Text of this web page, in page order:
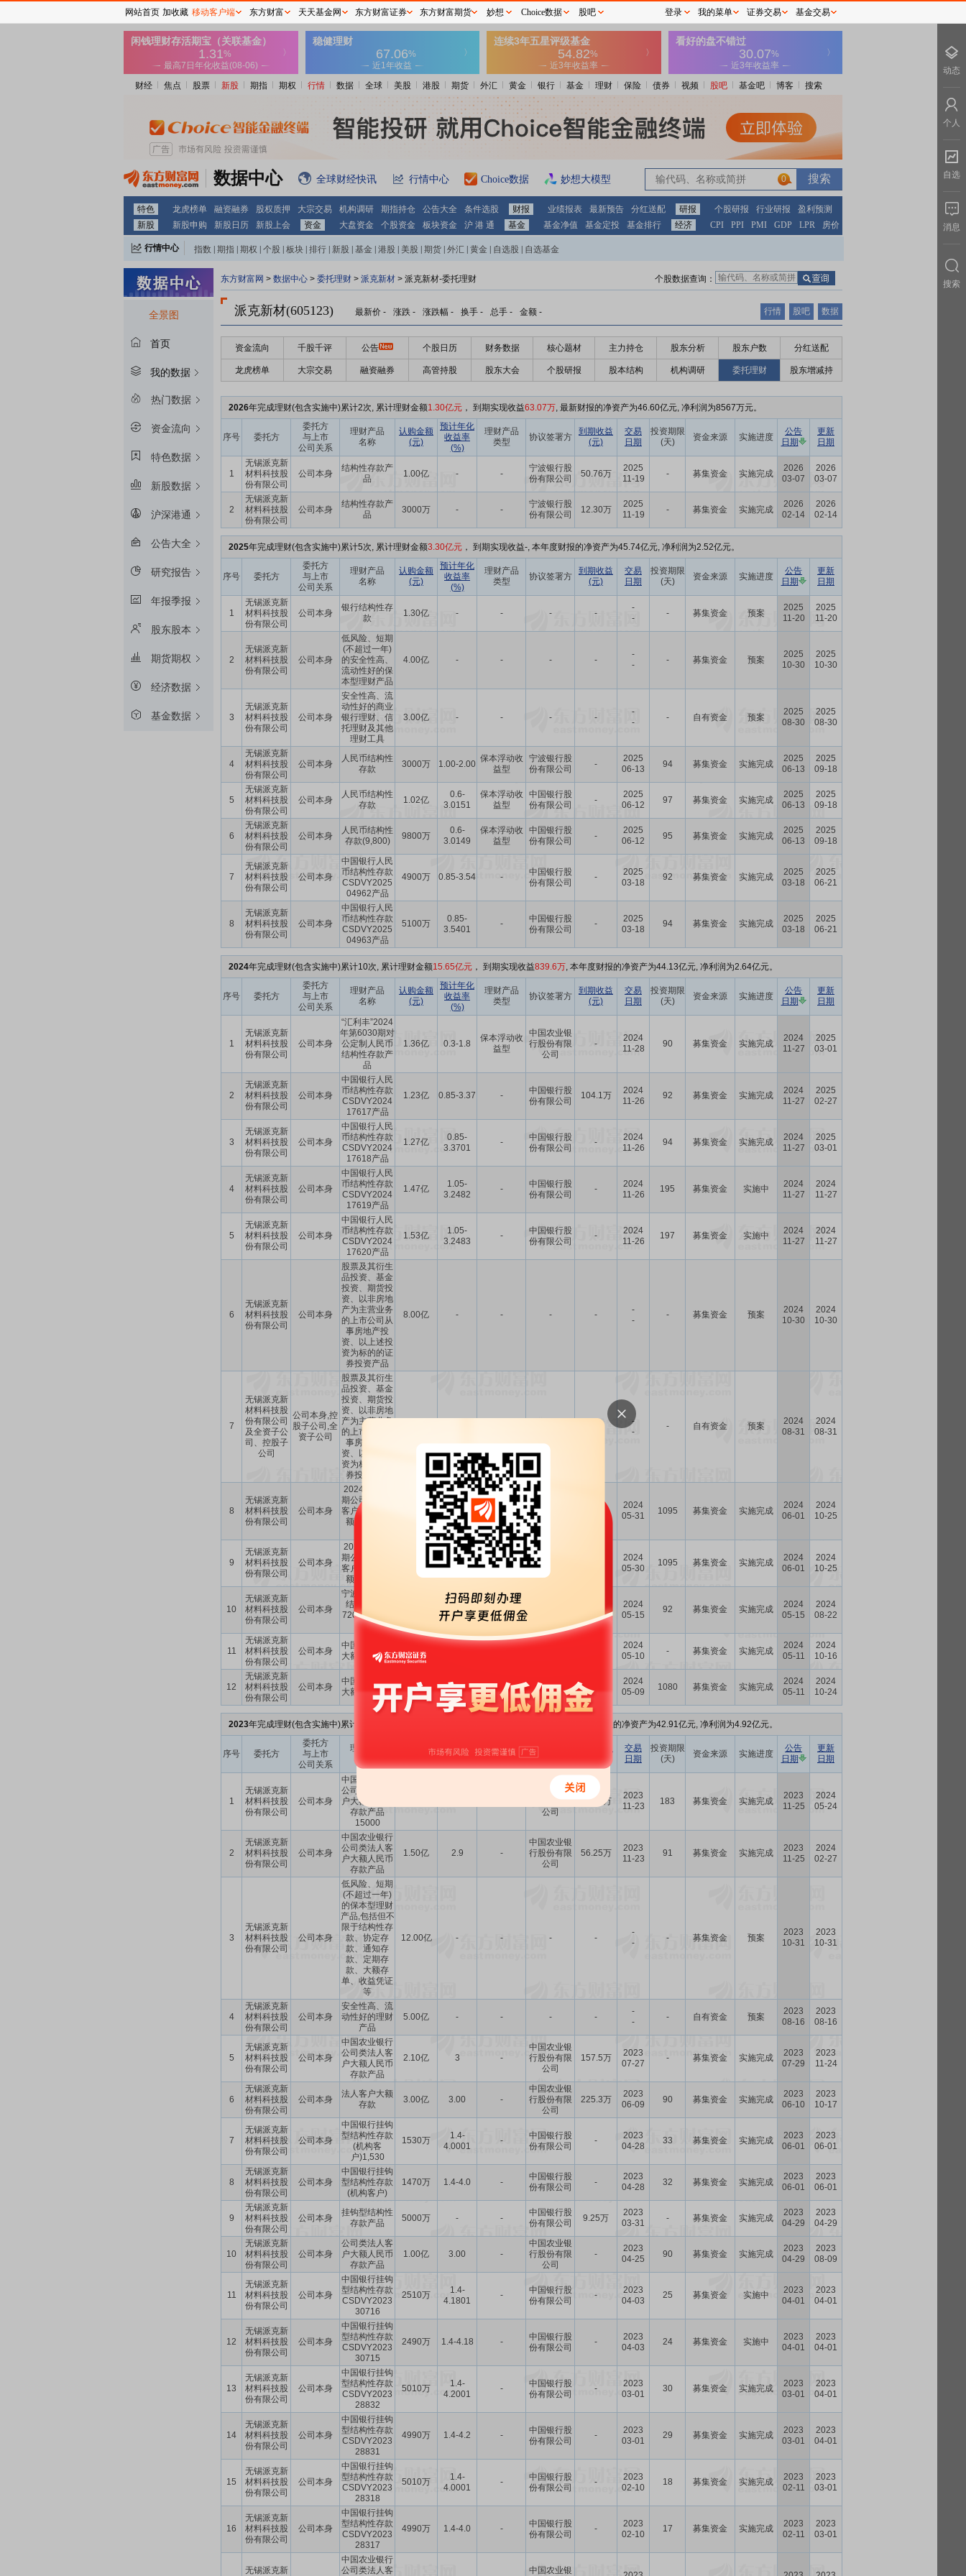
财经 焦点 股票 新股 期指 期权 行情 数据 全球 美股 港股 期货 外汇 黄金 银行 基金 理财 保险 债券 视频 股吧 基金吧 博客 搜索
数据中心 全球财经快讯 行情中心 Choice数据 妙想大模型 0
特色 龙虎榜单 融资融券 股权质押 大宗交易 机构调研 期指持仓 公告大全 条件选股 财报 业绩报表 最新预告 分红送配 研报 个股研报 行业研报
盈利预测
新股
新股申购 新股日历 新股上会 资金 大盘资金 个股资金 板块资金 沪 港 通 基金 基金净值 基金定投 基金排行 经济 CPI PPI PMI GDP LPR 房价
行情中心 指数 期指 期权 个股 板块 排行 新股 基金 港股 美股 期货 外汇 黄金 自选股 自选基金
全景图
首页
我的数据
热门数据
资金流向
特色数据
新股数据
沪深港通
公告大全
研究报告
年报季报
股东股本
期货期权
经济数据
基金数据
东方财富网 > 数据中心 > 委托理财 > 派克新材 > 派克新材-委托理财 个股数据查询：
派克新材(605123) 最新价 - 涨跌 - 涨跌幅 - 换手 - 总手 - 金额 - 行情 股吧 数据
资金流向 千股千评 公告 个股日历 财务数据 核心题材 主力持仓 股东分析 股东户数 分红送配
龙虎榜单 大宗交易 融资融券 高管持股 股东大会 个股研报 股本结构 机构调研 委托理财 股东增减持
2026年完成理财(包含实施中)累计2次, 累计理财金额1.30亿元 ， 到期实现收益63.07万, 最新财报的净资产为46.60亿元, 净利润为8567万元。
序号 委托方
委托方
与上市
公司关系
理财产品
名称
认购金额
(元)
预计年化
收益率
(%)
理财产品
类型
协议签署方
到期收益
(元)
交易
日期
投资期限
(天)
资金来源 实施进度
公告
日期
更新
日期
1
无锡派克新
材料科技股
份有限公司
公司本身
结构性存款产
品
1.00亿 - -
宁波银行股
份有限公司
50.76万
2025
11-19
- 募集资金 实施完成
2026
03-07
2026
03-07
2
无锡派克新
材料科技股
份有限公司
公司本身
结构性存款产
品
3000万 - -
宁波银行股
份有限公司
12.30万
2025
11-19
- 募集资金 实施完成
2026
02-14
2026
02-14
2025年完成理财(包含实施中)累计5次, 累计理财金额3.30亿元 ， 到期实现收益-, 本年度财报的净资产为45.74亿元, 净利润为2.52亿元。
序号 委托方
委托方
与上市
公司关系
理财产品
名称
认购金额
(元)
预计年化
收益率
(%)
理财产品
类型
协议签署方
到期收益
(元)
交易
日期
投资期限
(天)
资金来源 实施进度
公告
日期
更新
日期
1
无锡派克新
材料科技股
份有限公司
公司本身
银行结构性存
款
1.30亿 - - - -
-
-
- 募集资金 预案
2025
11-20
2025
11-20
2
无锡派克新
材料科技股
份有限公司
公司本身
低风险、短期
(不超过一年)
的安全性高、
流动性好的保
本型理财产品
4.00亿 - - - -
-
-
- 募集资金 预案
2025
10-30
2025
10-30
3
无锡派克新
材料科技股
份有限公司
公司本身
安全性高、流
动性好的商业
银行理财、信
托理财及其他
理财工具
3.00亿 - - - -
-
-
- 自有资金 预案
2025
08-30
2025
08-30
4
无锡派克新
材料科技股
份有限公司
公司本身
人民币结构性
存款
3000万 1.00-2.00
保本浮动收
益型
宁波银行股
份有限公司
-
2025
06-13
94 募集资金 实施完成
2025
06-13
2025
09-18
5
无锡派克新
材料科技股
份有限公司
公司本身
人民币结构性
存款
1.02亿
0.6-
3.0151
保本浮动收
益型
中国银行股
份有限公司
-
2025
06-12
97 募集资金 实施完成
2025
06-13
2025
09-18
6
无锡派克新
材料科技股
份有限公司
公司本身
人民币结构性
存款(9,800)
9800万
0.6-
3.0149
保本浮动收
益型
中国银行股
份有限公司
-
2025
06-12
95 募集资金 实施完成
2025
06-13
2025
09-18
7
无锡派克新
材料科技股
份有限公司
公司本身
中国银行人民
币结构性存款
CSDVY2025
04962产品
4900万 0.85-3.54 -
中国银行股
份有限公司
-
2025
03-18
92 募集资金 实施完成
2025
03-18
2025
06-21
8
无锡派克新
材料科技股
份有限公司
公司本身
中国银行人民
币结构性存款
CSDVY2025
04963产品
5100万
0.85-
3.5401
-
中国银行股
份有限公司
-
2025
03-18
94 募集资金 实施完成
2025
03-18
2025
06-21
2024年完成理财(包含实施中)累计10次, 累计理财金额15.65亿元 ， 到期实现收益839.6万, 本年度财报的净资产为44.13亿元, 净利润为2.64亿元。
序号 委托方
委托方
与上市
公司关系
理财产品
名称
认购金额
(元)
预计年化
收益率
(%)
理财产品
类型
协议签署方
到期收益
(元)
交易
日期
投资期限
(天)
资金来源 实施进度
公告
日期
更新
日期
1
无锡派克新
材料科技股
份有限公司
公司本身
“汇利丰”2024
年第6030期对
公定制人民币
结构性存款产
品
1.36亿 0.3-1.8
保本浮动收
益型
中国农业银
行股份有限
公司
-
2024
11-28
90 募集资金 实施完成
2024
11-27
2025
03-01
2
无锡派克新
材料科技股
份有限公司
公司本身
中国银行人民
币结构性存款
CSDVY2024
17617产品
1.23亿 0.85-3.37 -
中国银行股
份有限公司
104.1万
2024
11-26
92 募集资金 实施完成
2024
11-27
2025
02-27
3
无锡派克新
材料科技股
份有限公司
公司本身
中国银行人民
币结构性存款
CSDVY2024
17618产品
1.27亿
0.85-
3.3701
-
中国银行股
份有限公司
-
2024
11-26
94 募集资金 实施完成
2024
11-27
2025
03-01
4
无锡派克新
材料科技股
份有限公司
公司本身
中国银行人民
币结构性存款
CSDVY2024
17619产品
1.47亿
1.05-
3.2482
-
中国银行股
份有限公司
-
2024
11-26
195 募集资金 实施中
2024
11-27
2024
11-27
5
无锡派克新
材料科技股
份有限公司
公司本身
中国银行人民
币结构性存款
CSDVY2024
17620产品
1.53亿
1.05-
3.2483
-
中国银行股
份有限公司
-
2024
11-26
197 募集资金 实施中
2024
11-27
2024
11-27
6
无锡派克新
材料科技股
份有限公司
公司本身
股票及其衍生
品投资、基金
投资、期货投
资、以非房地
产为主营业务
的上市公司从
事房地产投
资、以上述投
资为标的的证
券投资产品
8.00亿 - - - -
-
-
- 募集资金 预案
2024
10-30
2024
10-30
7
无锡派克新
材料科技股
份有限公司
及全资子公
司、控股子
公司
公司本身,控
股子公司,全
资子公司
股票及其衍生
品投资、基金
投资、期货投
资、以非房地
产为主营业务
的上市公司从
事房地产投
资、以上述投
资为标的的证
券投资产品
-
-
- 自有资金 预案
2024
08-31
2024
08-31
8
无锡派克新
材料科技股
份有限公司
公司本身
2024年第10
期公司类法人
客户人民币大
额存单产品
5000万 2.35 -
中国农业银
行股份有限
2024
05-31
1095 募集资金 实施完成
2024
06-01
2024
10-25
9
无锡派克新
材料科技股
份有限公司
公司本身
2024年第10
期公司类法人
客户人民币大
额存单产品
2.35 -
中国农业银
行股份有限
公司
2024
05-30
1095 募集资金 实施完成
2024
06-01
2024
10-25
10
无锡派克新
材料科技股
份有限公司
公司本身
宁波银行单位
结构性存款
7202402411
产品
1.00-2.90 保本浮动收
益型
36.55万
2024
05-15
92 募集资金 实施完成
2024
05-15
2024
08-22
11
无锡派克新
材料科技股
份有限公司
公司本身
中国银行单位
大额存单产品
2.00亿
中国银行股
2024
05-10
- 募集资金 实施完成
2024
05-11
2024
10-16
12
无锡派克新
材料科技股
份有限公司
公司本身
中国银行单位
大额存单产品
4.79亿 -
中国银行股
份有限公司
510.7万
2024
05-09
1080 募集资金 实施完成
2024
05-11
2024
10-24
2023年完成理财(包含实施中)累计16次, 累计理财金额 , 本年度财报的净资产为42.91亿元, 净利润为4.92亿元。
序号 委托方
委托方
与上市
公司关系
理财产品
认购金额
收益率
(%)
理财产品
类型
协议签署方
交易
日期
投资期限
(天)
资金来源 实施进度
公告
日期
更新
日期
1
无锡派克新
材料科技股
份有限公司
公司本身
中国农业银行
公司类法人客
户大额人民币
存款产品
15000
中国农业银
行股份有限
公司
127.5万
2023
11-23
183 募集资金 实施完成
2023
11-25
2024
05-24
2
无锡派克新
材料科技股
份有限公司
公司本身
中国农业银行
公司类法人客
户大额人民币
存款产品
1.50亿 2.9 -
中国农业银
行股份有限
公司
56.25万
2023
11-23
91 募集资金 实施完成
2023
11-25
2024
02-27
3
无锡派克新
材料科技股
份有限公司
公司本身
低风险、短期
(不超过一年)
的保本型理财
产品,包括但不
限于结构性存
款、协定存
款、通知存
款、定期存
款、大额存
单、收益凭证
等
12.00亿 - - - -
-
-
- 募集资金 预案
2023
10-31
2023
10-31
4
无锡派克新
材料科技股
份有限公司
公司本身
安全性高、流
动性好的理财
产品
5.00亿 - - - -
-
-
- 自有资金 预案
2023
08-16
2023
08-16
5
无锡派克新
材料科技股
份有限公司
公司本身
中国农业银行
公司类法人客
户大额人民币
存款产品
2.10亿 3 -
中国农业银
行股份有限
公司
157.5万
2023
07-27
- 募集资金 实施完成
2023
07-29
2023
11-24
6
无锡派克新
材料科技股
份有限公司
公司本身
法人客户大额
存款
3.00亿 3.00 -
中国农业银
行股份有限
公司
225.3万
2023
06-09
90 募集资金 实施完成
2023
06-10
2023
10-17
7
无锡派克新
材料科技股
份有限公司
公司本身
中国银行挂钩
型结构性存款
(机构客
户)1,530
1530万
1.4-
4.0001
-
中国银行股
份有限公司
-
2023
04-28
33 募集资金 实施完成
2023
06-01
2023
06-01
8
无锡派克新
材料科技股
份有限公司
公司本身
中国银行挂钩
型结构性存款
(机构客户)
1470万 1.4-4.0 -
中国银行股
份有限公司
-
2023
04-28
32 募集资金 实施完成
2023
06-01
2023
06-01
9
无锡派克新
材料科技股
份有限公司
公司本身
挂钩型结构性
存款产品
5000万 - -
中国银行股
份有限公司
9.25万
2023
03-31
- 募集资金 实施完成
2023
04-29
2023
04-29
10
无锡派克新
材料科技股
份有限公司
公司本身
公司类法人客
户大额人民币
存款产品
1.00亿 3.00 -
中国农业银
行股份有限
公司
-
2023
04-25
90 募集资金 实施完成
2023
04-29
2023
08-09
11
无锡派克新
材料科技股
份有限公司
公司本身
中国银行挂钩
型结构性存款
CSDVY2023
30716
2510万
1.4-
4.1801
-
中国银行股
份有限公司
-
2023
04-03
25 募集资金 实施中
2023
04-01
2023
04-01
12
无锡派克新
材料科技股
份有限公司
公司本身
中国银行挂钩
型结构性存款
CSDVY2023
30715
2490万 1.4-4.18 -
中国银行股
份有限公司
-
2023
04-03
24 募集资金 实施中
2023
04-01
2023
04-01
13
无锡派克新
材料科技股
份有限公司
公司本身
中国银行挂钩
型结构性存款
CSDVY2023
28832
5010万
1.4-
4.2001
-
中国银行股
份有限公司
-
2023
03-01
30 募集资金 实施完成
2023
03-01
2023
04-01
14
无锡派克新
材料科技股
份有限公司
公司本身
中国银行挂钩
型结构性存款
CSDVY2023
28831
4990万 1.4-4.2 -
中国银行股
份有限公司
-
2023
03-01
29 募集资金 实施完成
2023
03-01
2023
04-01
15
无锡派克新
材料科技股
份有限公司
公司本身
中国银行挂钩
型结构性存款
CSDVY2023
28318
5010万
1.4-
4.0001
-
中国银行股
份有限公司
-
2023
02-10
18 募集资金 实施完成
2023
02-11
2023
03-01
16
无锡派克新
材料科技股
份有限公司
公司本身
中国银行挂钩
型结构性存款
CSDVY2023
28317
4990万 1.4-4.0 -
中国银行股
份有限公司
-
2023
02-10
17 募集资金 实施完成
2023
02-11
2023
03-01
无锡派克新
中国农业银行
公司类法人客
中国农业银
网站首页 加收藏 移动客户端 东方财富 天天基金网 东方财富证券 东方财富期货 妙想 Choice数据 股吧 登录 我的菜单 证券交易 基金交易
动态
个人
自选
消息
搜索